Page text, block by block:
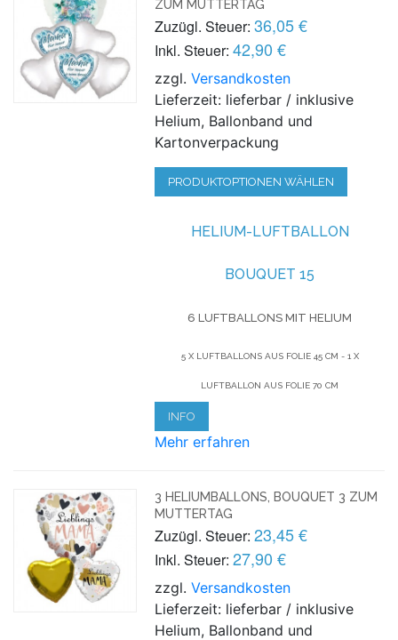
ZUM MUTTERTAG
Zuzügl. Steuer: 36,05 €
Inkl. Steuer: 42,90 €
zzgl.Versandkosten
Lieferzeit: lieferbar / inklusive
Helium, Ballonband und
Kartonverpackung
PRODUKTOPTIONEN WÄHLEN
HELIUM-LUFTBALLON
BOUQUET 15
6 LUFTBALLONS MIT HELIUM
5 X LUFTBALLONS AUS FOLIE 45 CM - 1 X
LUFTBALLON AUS FOLIE 70 CM
INFO
Mehr erfahren
3 HELIUMBALLONS, BOUQUET 3 ZUM
MUTTERTAG
Zuzügl. Steuer: 23,45 €
Inkl. Steuer: 27,90 €
zzgl.Versandkosten
Lieferzeit: lieferbar / inklusive
Helium, Ballonband und